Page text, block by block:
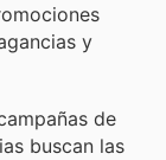
y
de
buscan las